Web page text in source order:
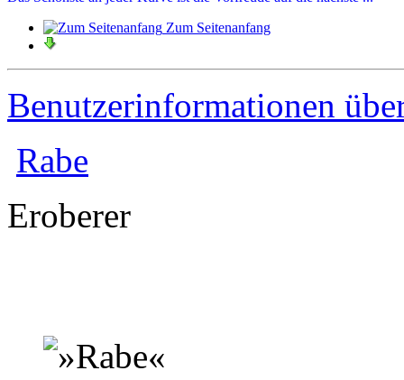
Zum Seitenanfang
Benutzerinformationen
Rabe
Eroberer